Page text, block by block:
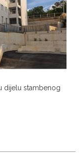
dijelu stambenog